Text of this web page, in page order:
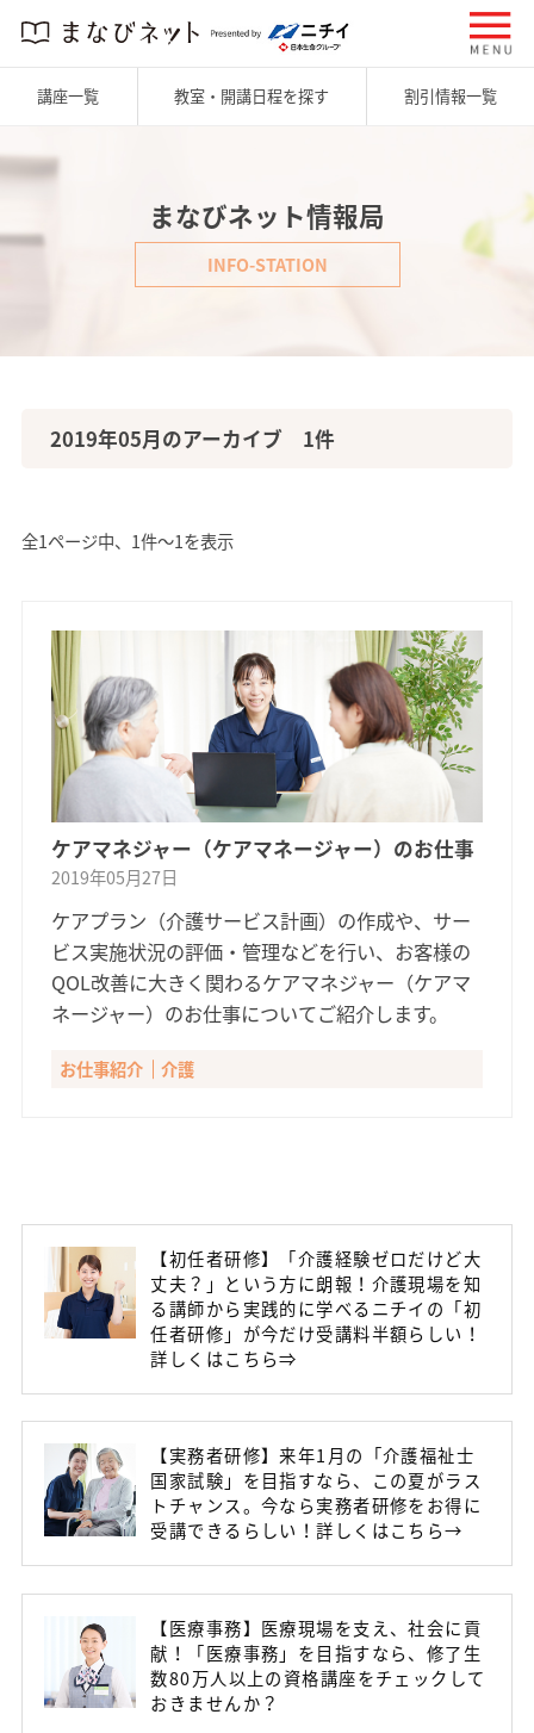
講座一覧 教室・開講日程を探す 割引情報一覧
まなびネット情報局
INFO-STATION
2019年05月のアーカイブ 1件
全1ページ中、1件〜1を表示
ケアマネジャー（ケアマネージャー）のお仕事
2019年05月27日
ケアプラン（介護サービス計画）の作成や、サー
ビス実施状況の評価・管理などを行い、お客様の
QOL改善に大きく関わるケアマネジャー（ケアマ
ネージャー）のお仕事についてご紹介します。
お仕事紹介 介護
【初任者研修】「介護経験ゼロだけど大
丈夫？」という方に朗報！介護現場を知
る講師から実践的に学べるニチイの「初
任者研修」が今だけ受講料半額らしい！
詳しくはこちら⇒
【実務者研修】来年1月の「介護福祉士
国家試験」を目指すなら、この夏がラス
トチャンス。今なら実務者研修をお得に
受講できるらしい！詳しくはこちら→
【医療事務】医療現場を支え、社会に貢
献！「医療事務」を目指すなら、修了生
数80万人以上の資格講座をチェックして
おきませんか？